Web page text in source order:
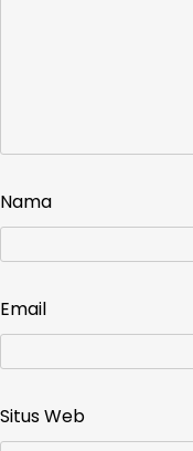
Nama
Email
Situs Web